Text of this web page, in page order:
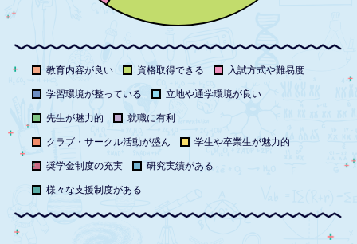
教育内容が良い 資格取得できる 入試方式や難易度
学習環境が整っている 立地や通学環境が良い
先生が魅力的 就職に有利
クラブ・サークル活動が盛ん 学生や卒業生が魅力的
奨学金制度の充実 研究実績がある
様々な支援制度がある